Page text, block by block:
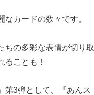
カードの数々です。
ちの多彩な表情が切り取
ることも！
第3弾として、『あんス